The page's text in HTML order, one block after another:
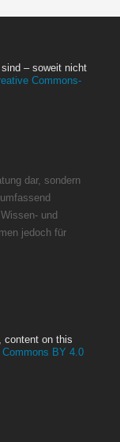
– soweit nicht
Commons-
dar, sondern
und
jedoch für
content on this
Commons BY 4.0